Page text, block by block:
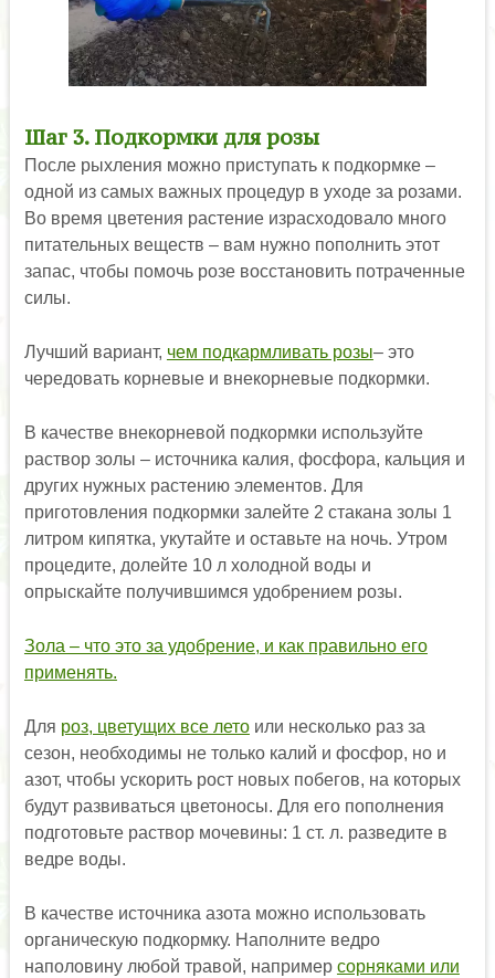
Шаг 3. Подкормки для розы
После рыхления можно приступать к подкормке –
одной из самых важных процедур в уходе за розами.
Во время цветения растение израсходовало много
питательных веществ – вам нужно пополнить этот
запас, чтобы помочь розе восстановить потраченные
силы.
Лучший вариант, чем подкармливать розы– это
чередовать корневые и внекорневые подкормки.
В качестве внекорневой подкормки используйте
раствор золы – источника калия, фосфора, кальция и
других нужных растению элементов. Для
приготовления подкормки залейте 2 стакана золы 1
литром кипятка, укутайте и оставьте на ночь. Утром
процедите, долейте 10 л холодной воды и
опрыскайте получившимся удобрением розы.
Зола – что это за удобрение, и как правильно его
применять.
Для роз, цветущих все летоили несколько раз за
сезон, необходимы не только калий и фосфор, но и
азот, чтобы ускорить рост новых побегов, на которых
будут развиваться цветоносы. Для его пополнения
подготовьте раствор мочевины: 1 ст. л. разведите в
ведре воды.
В качестве источника азота можно использовать
органическую подкормку. Наполните ведро
наполовину любой травой, например сорняками или